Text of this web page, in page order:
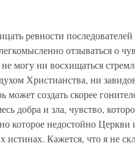
ревности
отзываться о
могу ни восхищаться
Христианства, ни
может создать скорее
добра и зла, чувство,
которое недостойно
истинах. Кажется, что я не